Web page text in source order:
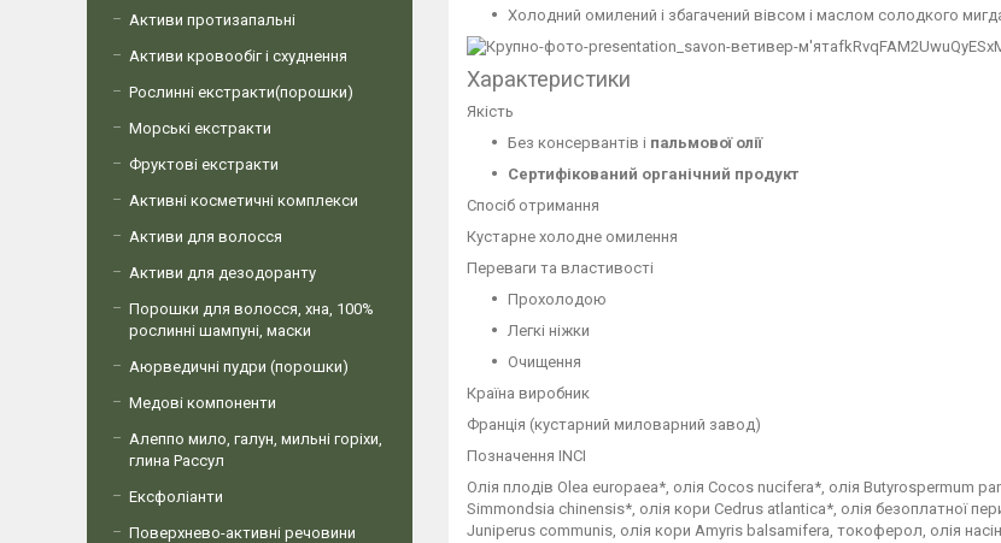
Холодний омилений і збагачений вівсом і маслом солодкого
Характеристики
Якість
Без консервантів і пальмової олії
Сертифікований органічний продукт
Спосіб отримання
Кустарне холодне омилення
Переваги та властивості
Прохолодою
Легкі ніжки
Очищення
Країна виробник
Франція (кустарний миловарний завод)
Позначення INCI
Олія плодів Olea europaea*, олія Cocos nucifera*, олія Butyrospermum
Simmondsia chinensis*, олія кори Cedrus atlantica*, олія безоплатної
Juniperus communis, олія кори Amyris balsamifera, токоферол, олія
Активи протизапальні
Активи кровообіг і схуднення
Рослинні екстракти(порошки)
Морські екстракти
Фруктові екстракти
Активні косметичні комплекси
Активи для волосся
Активи для дезодоранту
Порошки для волосся, хна, 100%
рослинні шампуні, маски
Аюрведичні пудри (порошки)
Медові компоненти
Алеппо мило, галун, мильні горіхи,
глина Рассул
Ексфоліанти
Поверхнево-активні речовини